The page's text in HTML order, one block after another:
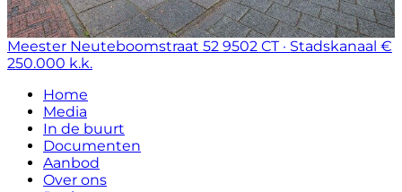
Meester Neuteboomstraat 52 9502 CT · Stadskanaal €
250.000 k.k.
Home
Media
In de buurt
Documenten
Aanbod
Over ons